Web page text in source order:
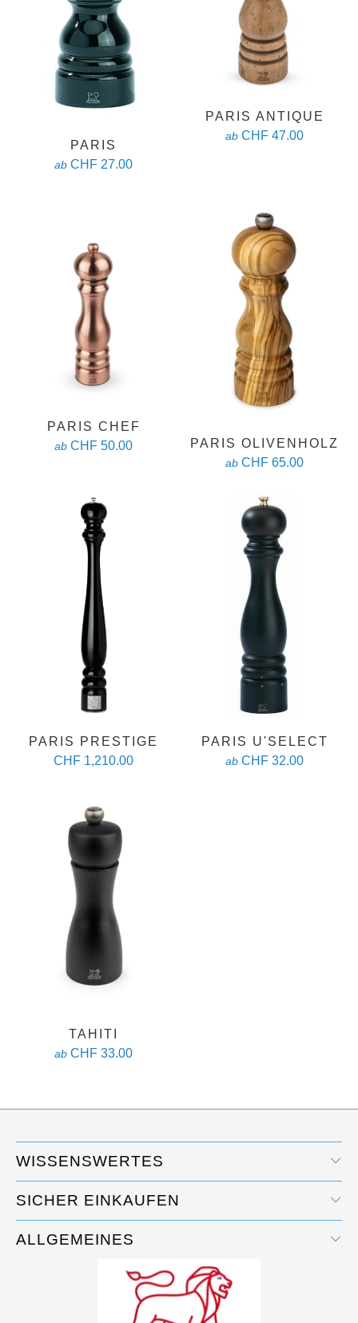
PARIS
ab CHF 27.00
PARIS ANTIQUE
ab CHF 47.00
PARIS CHEF
ab CHF 50.00 PARIS OLIVENHOLZ
ab CHF 65.00
PARIS PRESTIGE
CHF 1,210.00
PARIS U'SELECT
ab CHF 32.00
TAHITI
ab CHF 33.00
WISSENSWERTES
SICHER EINKAUFEN
ALLGEMEINES